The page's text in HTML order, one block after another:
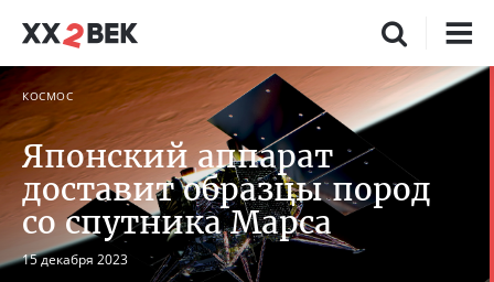
КОСМОС
Японский аппарат
доставит образцы пород
со спутника Марса
15 декабря 2023